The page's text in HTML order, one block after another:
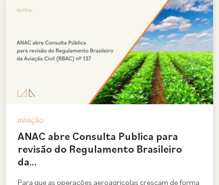
AVIAÇÃO
ANAC abre Consulta Publica para
revisão do Regulamento Brasileiro
da…
Para que as operações aeroagrícolas cresçam de forma